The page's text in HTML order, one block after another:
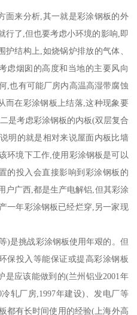
面来分析,其一就是彩涂钢板的外
行了,但也要考虑小环境的影响,即
结构上,如烧锅炉排放的气体、
虑烟囱的高度和当地的主要风向
,也有可能厂房内高温高湿带腐蚀
而在彩涂钢板上结落,这种现象要
是考虑彩涂钢板的内板(双层复合
明的就是相对来说屋面内板比墙
环境下工作,使用彩涂钢板是可以
的投入会直接影响到彩涂钢板的
户广西,都是生产电解铝,但其彩涂
一年彩涂钢板已经烂穿,另一家现
)是挑战彩涂钢板使用年艰的。但
保投入等能保证或提高彩涂钢板
是应该能做到的(兰州铝业2001年
轧厂房,1997年建设)、发电厂等
都有长时间使用的经验(上海外高